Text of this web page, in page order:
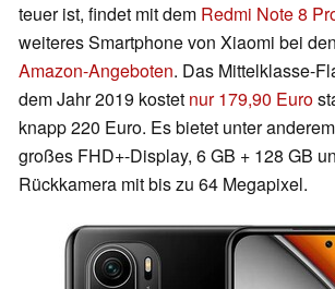
teuer ist, findet mit dem Redmi Note 8
weiteres Smartphone von Xiaomi bei den
Amazon-Angeboten. Das Mittelklasse-
dem Jahr 2019 kostet nur 179,90 Euro
knapp 220 Euro. Es bietet unter
großes FHD+-Display, 6 GB + 128 GB
Rückkamera mit bis zu 64 Megapixel.